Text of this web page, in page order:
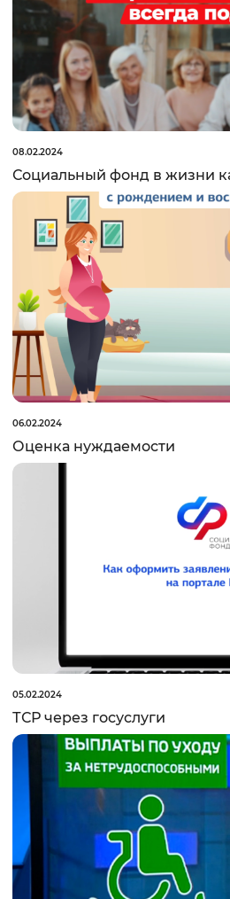
08.02.2024
Социальный фонд в жизни
06.02.2024
Оценка нуждаемости
05.02.2024
ТСР через госуслуги